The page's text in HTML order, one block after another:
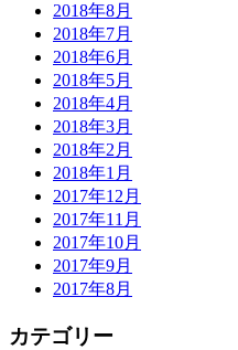
2018年8月
2018年7月
2018年6月
2018年5月
2018年4月
2018年3月
2018年2月
2018年1月
2017年12月
2017年11月
2017年10月
2017年9月
2017年8月
カテゴリー